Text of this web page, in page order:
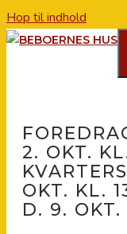
Hop til indhold
2. OKT.
OKT. KL.
D. 9. OKT.